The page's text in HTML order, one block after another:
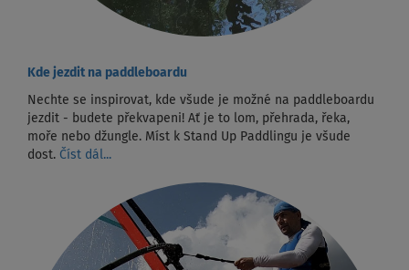
Kde jezdit na paddleboardu
Nechte se inspirovat, kde všude je možné na paddleboardu
jezdit - budete překvapeni! Ať je to lom, přehrada, řeka,
moře nebo džungle. Míst k Stand Up Paddlingu je všude
dost. Číst dál...